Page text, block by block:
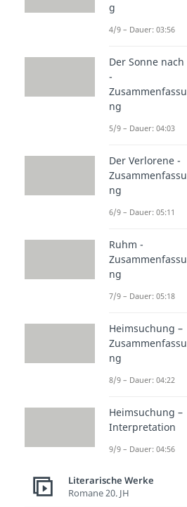
g
4/9 – Dauer: 03:56
Der Sonne nach
-
Zusammenfassu
ng
5/9 – Dauer: 04:03
Der Verlorene -
Zusammenfassu
ng
6/9 – Dauer: 05:11
Ruhm -
Zusammenfassu
ng
7/9 – Dauer: 05:18
Heimsuchung –
Zusammenfassu
ng
8/9 – Dauer: 04:22
Heimsuchung –
Interpretation
9/9 – Dauer: 04:56
Literarische Werke
Romane 20. JH